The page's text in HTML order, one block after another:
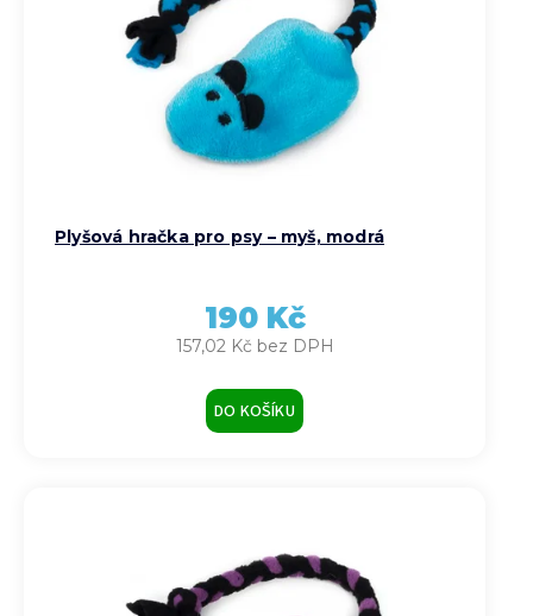
Plyšová hračka pro psy – myš, modrá
157,02 Kč bez DPH
190 Kč
DO KOŠÍKU